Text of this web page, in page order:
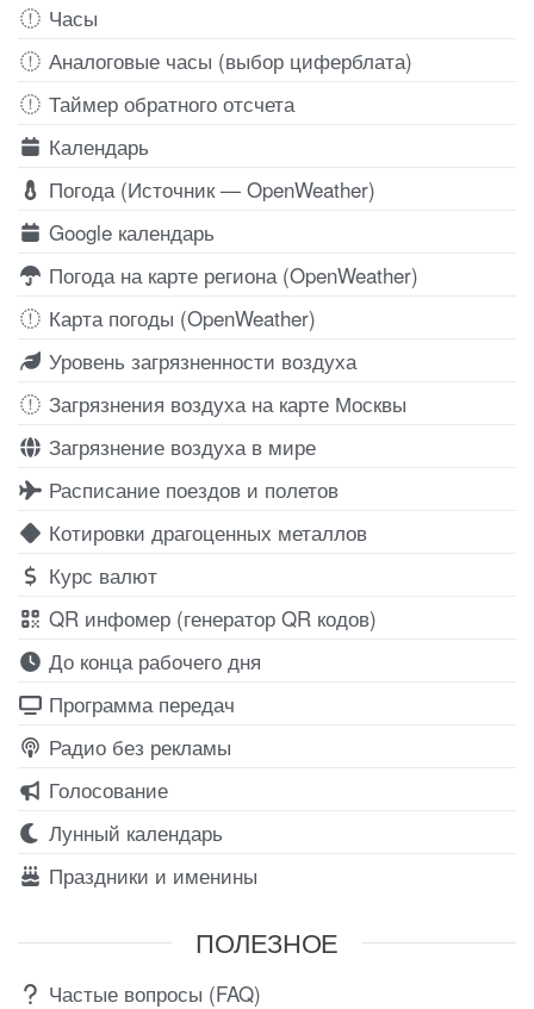
Часы
Аналоговые часы (выбор циферблата)
Таймер обратного отсчета
Календарь
Погода (Источник — OpenWeather)
Google календарь
Погода на карте региона (OpenWeather)
Карта погоды (OpenWeather)
Уровень загрязненности воздуха
Загрязнения воздуха на карте Москвы
Загрязнение воздуха в мире
Расписание поездов и полетов
Котировки драгоценных металлов
Курс валют
QR инфомер (генератор QR кодов)
До конца рабочего дня
Программа передач
Радио без рекламы
Голосование
Лунный календарь
Праздники и именины
ПОЛЕЗНОЕ
Частые вопросы (FAQ)